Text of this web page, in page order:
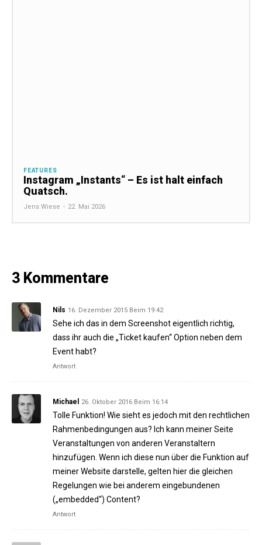
FEATURES
Instagram „Instants“ – Es ist halt einfach
Quatsch.
Jens Wiese - 22. Mai 2026
3 Kommentare
Nils 16. Dezember 2015 Beim 19:42
Sehe ich das in dem Screenshot eigentlich richtig,
dass ihr auch die „Ticket kaufen“ Option neben dem
Event habt?
Antwort
Michael 26. Oktober 2016 Beim 16:14
Tolle Funktion! Wie sieht es jedoch mit den rechtlichen
Rahmenbedingungen aus? Ich kann meiner Seite
Veranstaltungen von anderen Veranstaltern
hinzufügen. Wenn ich diese nun über die Funktion auf
meiner Website darstelle, gelten hier die gleichen
Regelungen wie bei anderem eingebundenen
(„embedded“) Content?
Antwort